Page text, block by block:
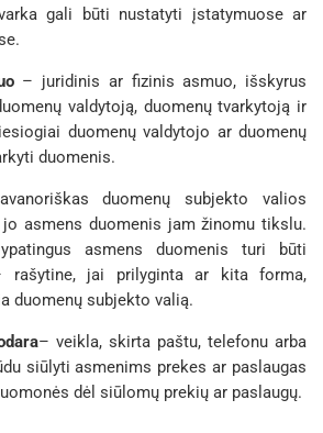
gali būti nustatyti įstatymuose ar
– juridinis ar fizinis asmuo, išskyrus
valdytoją, duomenų tvarkytoją ir
duomenų valdytojo ar duomenų
duomenis.
duomenų subjekto valios
asmens duomenis jam žinomu tikslu.
asmens duomenis turi būti
rašytine, jai prilyginta ar kita forma,
duomenų subjekto valią.
– veikla, skirta paštu, telefonu arba
siūlyti asmenims prekes ar paslaugas
dėl siūlomų prekių ar paslaugų.